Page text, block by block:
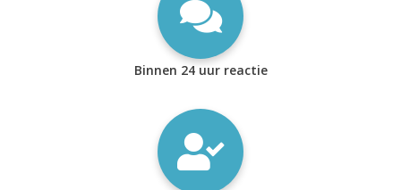
Binnen 24 uur reactie